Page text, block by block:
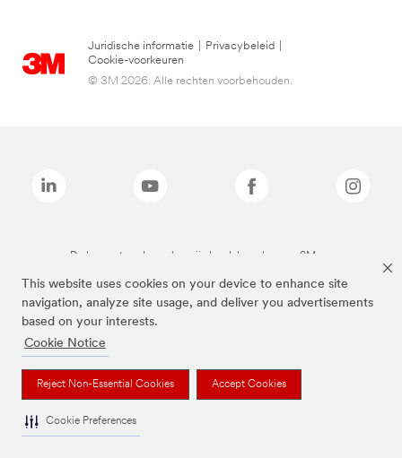
This website uses cookies on your device to enhance site
navigation, analyze site usage, and deliver you advertisements
based on your interests.
Cookie Notice
Reject Non-Essential Cookies Accept Cookies
Cookie Preferences
Juridische informatie Privacybeleid
Cookie-voorkeuren
© 3M 2026. Alle rechten voorbehouden.
De bovenstaande merken zijn handelsmerken van 3M.we